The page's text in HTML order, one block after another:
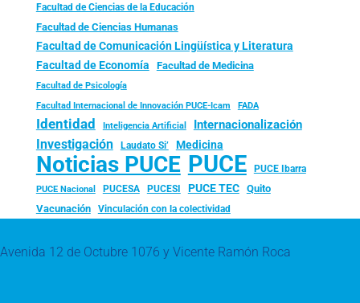
Facultad de Ciencias de la Educación
Facultad de Ciencias Humanas
Facultad de Comunicación Lingüística y Literatura
Facultad de Economía Facultad de Medicina
Facultad de Psicología
Facultad Internacional de Innovación PUCE-Icam FADA
Identidad Inteligencia Artificial Internacionalización
Investigación Laudato Si’ Medicina
Noticias PUCE PUCE PUCE Ibarra
PUCE Nacional PUCESA PUCESI PUCE TEC
Quito
Vacunación
Vinculación con la colectividad
Avenida 12 de Octubre 1076 y Vicente Ramón Roca